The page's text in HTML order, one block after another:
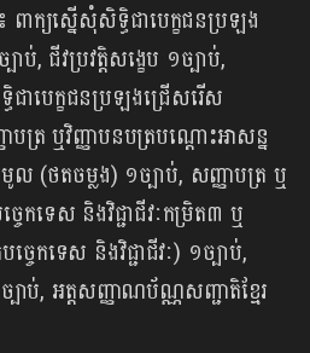
ពាក្យ​ស្នើ​សុំ​សិទ្ធិជាបេក្ខជន​ប្រឡង​
, ជីវប្រវត្តិសង្ខេប ១ច្បាប់,
ជា​បេក្ខជន​ប្រឡង​ជ្រើសរើស​
ត្រ ឬវិញ្ញាបនបត្រ​បណ្តោះអាសន្ន​
(ថតចម្លង) ១ច្បាប់, សញ្ញាបត្រ ឬ
េកទេស និង​វិជ្ជាជីវៈកម្រិត៣ ឬ
េកទេស និ​ងវិជ្ជាជីវៈ) ១ច្បាប់,
ប់, អត្តសញ្ញាណប័ណ្ណ​សញ្ជាតិខ្មែរ